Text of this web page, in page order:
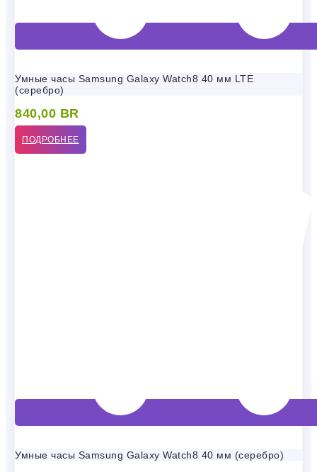
Умные часы Samsung Galaxy Watch8 40 мм LTE
(серебро)
840,00 BR
ПОДРОБНЕЕ
Умные часы Samsung Galaxy Watch8 40 мм (серебро)